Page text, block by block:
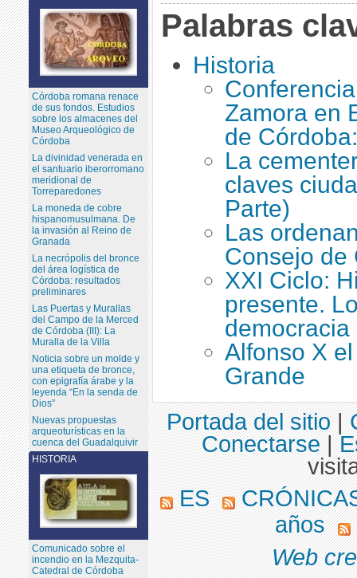
Palabras
Historia
Zamora en
de
La
claves
Parte)
Las
Consejo de
XXI Ciclo:
presente.
democracia
Alfonso X
Grande
Córdoba romana renace
de sus fondos. Estudios
sobre los almacenes del
Museo Arqueológico de
Córdoba
La divinidad venerada en
el santuario iberorromano
meridional de
Torreparedones
La moneda de cobre
hispanomusulmana. De
la invasión al Reino de
Granada
La necrópolis del bronce
del área logística de
Córdoba: resultados
preliminares
Las Puertas y Murallas
del Campo de la Merced
de Córdoba (III): La
Muralla de la Villa
Noticia sobre un molde y
una etiqueta de bronce,
con epigrafía árabe y la
leyenda “En la senda de
Dios”
Nuevas propuestas
arqueoturísticas en la
cuenca del Guadalquivir
HISTORIA
Comunicado sobre el
incendio en la Mezquita-
Catedral de Córdoba
Portada del sitio|
Conectarse|
ES
años
Web